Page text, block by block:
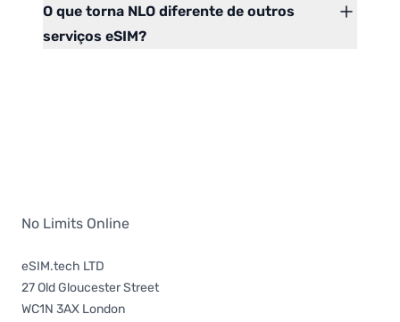
O que torna NLO diferente de outros
serviços eSIM?
No Limits Online
eSIM.tech LTD
27 Old Gloucester Street
WC1N 3AX London